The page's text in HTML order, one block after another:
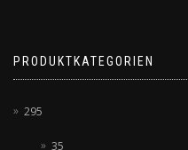
PRODUKTKATEGORIEN
295
35